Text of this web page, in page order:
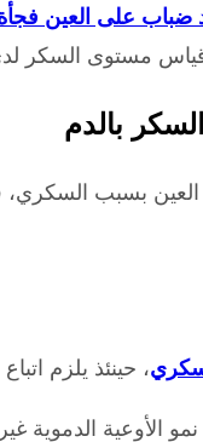
على العين
مستوى السكر
بالدم
العين بسبب
، حينئذ يلزم